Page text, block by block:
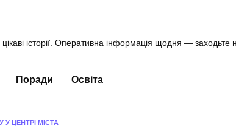
цікаві історії. Оперативна інформація щодня —
Поради Освіта
ЦЕНТРІ МІСТА